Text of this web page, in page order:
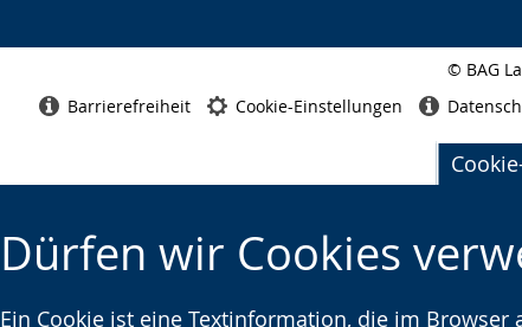
Dürfen wir Cookies
Ein Cookie ist eine Textinformation, die im
© BAG
Barrierefreiheit Cookie-Einstellungen